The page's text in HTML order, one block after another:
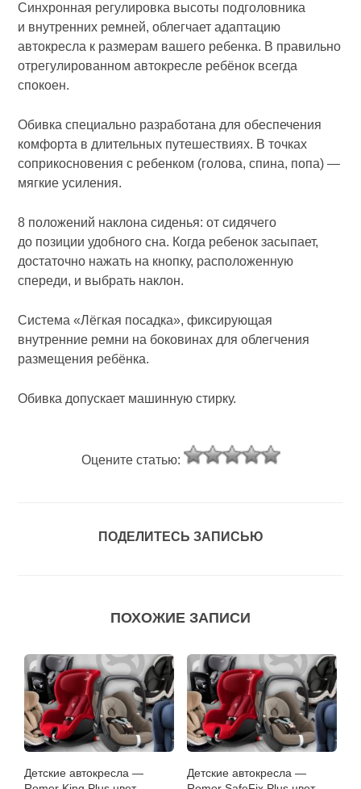
Синхронная регулировка высоты подголовника
и внутренних ремней, облегчает адаптацию
автокресла к размерам вашего ребенка. В правильно
отрегулированном автокресле ребёнок всегда
спокоен.
Обивка специально разработана для обеспечения
комфорта в длительных путешествиях. В точках
соприкосновения с ребенком (голова, спина, попа) —
мягкие усиления.
8 положений наклона сиденья: от сидячего
до позиции удобного сна. Когда ребенок засыпает,
достаточно нажать на кнопку, расположенную
спереди, и выбрать наклон.
Система «Лёгкая посадка», фиксирующая
внутренние ремни на боковинах для облегчения
размещения ребёнка.
Обивка допускает машинную стирку.
Оцените статью:
ПОДЕЛИТЕСЬ ЗАПИСЬЮ
ПОХОЖИЕ ЗАПИСИ
Детские автокресла —
Детские автокресла —